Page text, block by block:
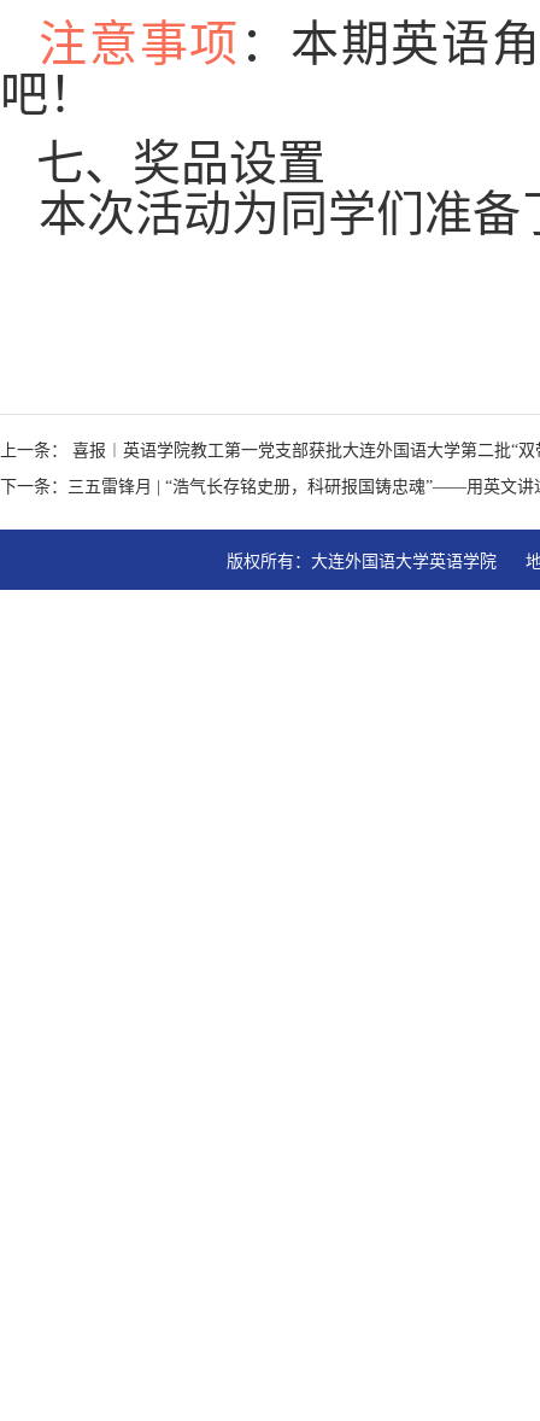
注意事项 ：本期英语
吧！
七、奖品设置
本次活动为同学们准
上一条： 喜报︱英语学院教工第一党支部获批大连外国语大学第二批“
下一条：三五雷锋月 | “浩气长存铭史册，科研报国铸忠魂”——用英文讲
版权所有：大连外国语大学英语学院